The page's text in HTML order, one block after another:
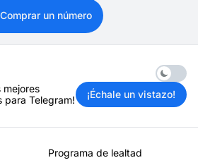
Comprar un número
Enable
mejores
para Telegram!
¡Échale un vistazo!
Programa de lealtad